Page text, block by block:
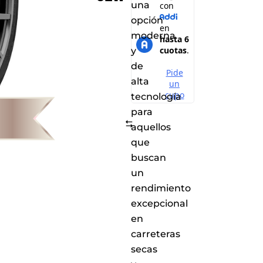
Comparar
una
opción
moderna
y
de
alta
tecnología
para
aquellos
que
buscan
un
rendimiento
excepcional
en
carreteras
secas